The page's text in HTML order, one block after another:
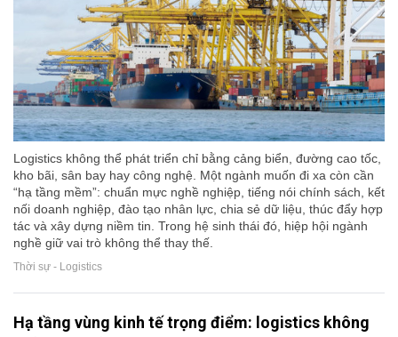
Logistics không thể phát triển chỉ bằng cảng biển, đường cao tốc,
kho bãi, sân bay hay công nghệ. Một ngành muốn đi xa còn cần
“hạ tầng mềm”: chuẩn mực nghề nghiệp, tiếng nói chính sách, kết
nối doanh nghiệp, đào tạo nhân lực, chia sẻ dữ liệu, thúc đẩy hợp
tác và xây dựng niềm tin. Trong hệ sinh thái đó, hiệp hội ngành
nghề giữ vai trò không thể thay thế.
Thời sự - Logistics
Hạ tầng vùng kinh tế trọng điểm: logistics không